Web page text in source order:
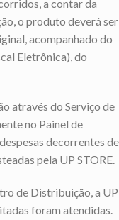
a contar da
o produto deverá ser
acompanhado do
Eletrônica), do
através do Serviço de
no Painel de
decorrentes de
pela UP STORE.
de Distribuição, a UP
foram atendidas.